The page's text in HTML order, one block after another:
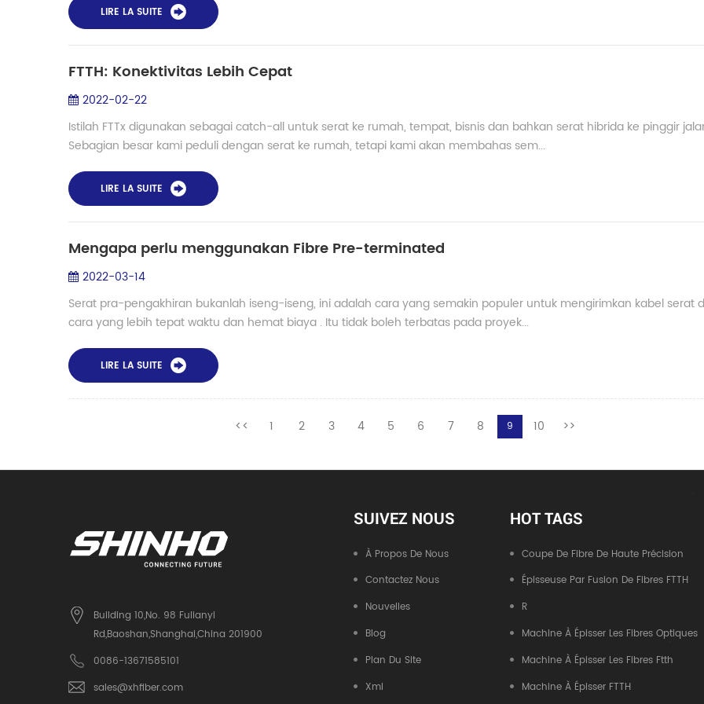
LIRE LA SUITE
FTTH: Konektivitas Lebih Cepat
2022-02-22
Istilah FTTx digunakan sebagai catch-all untuk serat ke rumah, tempat, bisnis dan bahkan serat hibrida ke pinggir
Sebagian besar kami peduli dengan serat ke rumah, tetapi kami akan membahas sem...
LIRE LA SUITE
Mengapa perlu menggunakan Fibre Pre-terminated
2022-03-14
Serat pra-pengakhiran bukanlah iseng-iseng, ini adalah cara yang semakin populer untuk mengirimkan kabel serat
cara yang lebih tepat waktu dan hemat biaya . Itu tidak boleh terbatas pada proyek...
LIRE LA SUITE
<< 1 2 3 4 5 6 7 8 9 10 >>
Building 10,No. 98 Fulianyi
Rd,Baoshan,Shanghai,China 201900
0086-13671585101
sales@xhfiber.com
SUIVEZ NOUS
À Propos De Nous
Contactez Nous
Nouvelles
Blog
Plan Du Site
Xml
HOT TAGS
Coupe De Fibre De Haute Précision
Épisseuse Par Fusion De Fibres FTTH
R
Machine À Épisser Les Fibres Optiques
Machine À Épisser Les Fibres Ftth
Machine À Épisser FTTH